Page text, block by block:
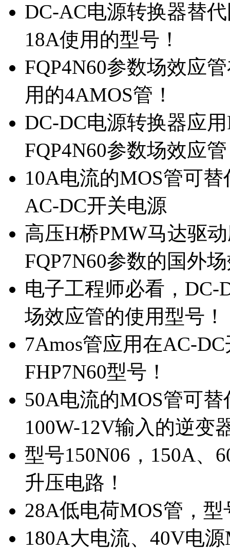
DC-AC电源转换器替
18A使用的型号！
FQP4N60参数场效应
用的4AMOS管！
DC-DC电源转换器应
FQP4N60参数场效应
10A电流的MOS管可
AC-DC开关电源
高压H桥PMW马达驱
FQP7N60参数的国外
电子工程师必看，DC-
场效应管的使用型号！
7Amos管应用在AC-
FHP7N60型号！
50A电流的MOS管可
100W-12V输入的逆变
型号150N06，150A、
升压电路！
28A低电荷MOS管，
180A大电流、40V电